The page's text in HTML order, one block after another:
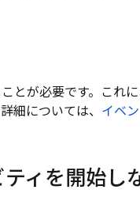
とが必要です。これ
細については、 イベ
ィを開始し